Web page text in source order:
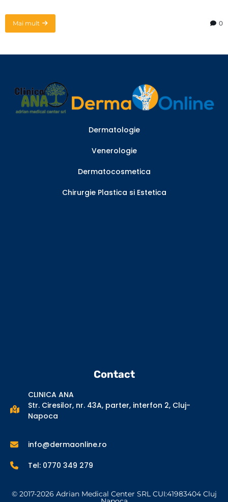
Mai mult 0
Dermatologie
Venerologie
Dermatocosmetica
Chirurgie Plastica si Estetica
Contact
CLINICA ANA
Str. Ciresilor, nr. 43A, parter, interfon 2, Cluj-
Napoca
info@dermaonline.ro
Tel: 0770 349 279
© 2017-2026 Adrian Medical Center SRL CUI:41983404 Cluj